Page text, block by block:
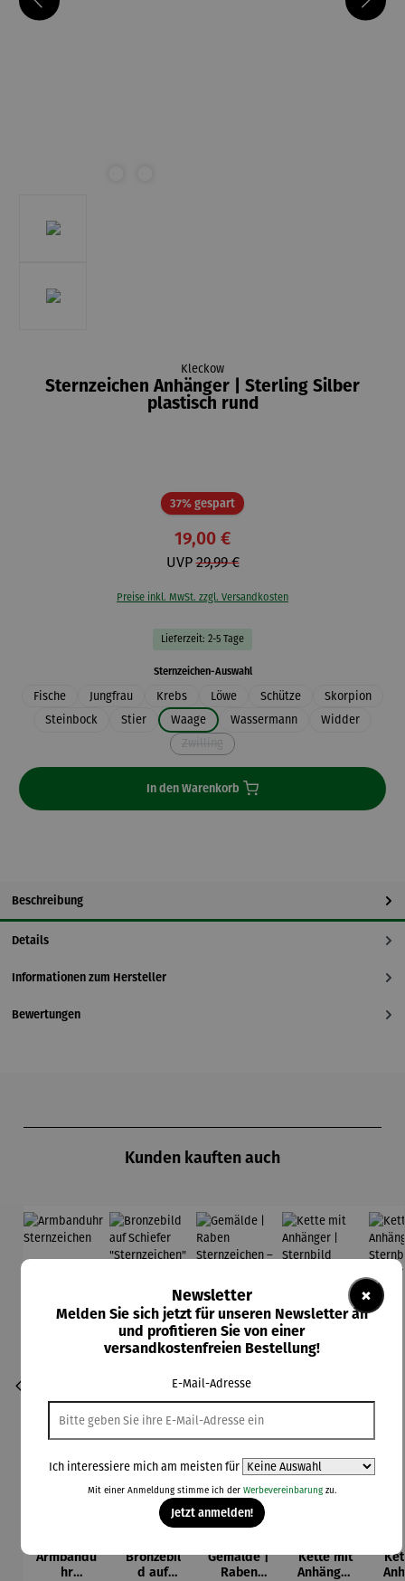
Kleckow
Sternzeichen Anhänger | Sterling Silber
plastisch rund
37% gespartRabatt
19,00 €
UVP29,99 €
Preise inkl. MwSt. zzgl. Versandkosten
Lieferzeit: 2-5 Tage
Sternzeichen-Auswahlauswählen
Fische Jungfrau Krebs Löwe Schütze
Skorpion
Steinbock
Stier Waage Wassermann
Widder
(Diese Option ist zurzeit nicht verfügbar.)
In den Warenkorb
Beschreibung
Details
Informationen zum Hersteller
Bewertungen
Kunden kauften auch
Armbandu
hr
Bronzebil
d auf
Gemälde |
Raben
Kette mit
Anhänger
×
Newsletter
Melden Sie sich jetzt für unseren Newsletter an
und profitieren Sie von einer
versandkostenfreien Bestellung!
E-Mail-Adresse
Ich interessiere mich am meisten für
Mit einer Anmeldung stimme ich der Werbevereinbarungzu.
Jetzt anmelden!